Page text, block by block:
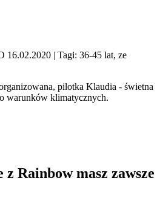
16.02.2020 | Tagi: 36-45 lat, ze
pilotka Klaudia - świetna
warunków klimatycznych.
Rainbow masz zawsze